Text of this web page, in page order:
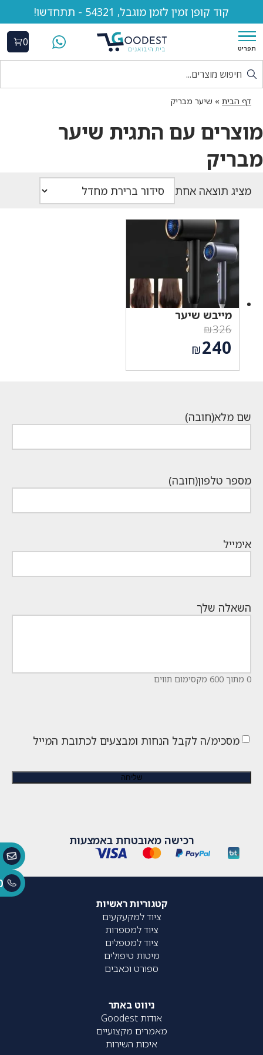
קוד קופן זמין לזמן מוגבל, 54321 - תתחדשו!
תפריט
0
דף הבית » שיער מבריק
מוצרים עם התגית שיער
מבריק
מציג תוצאה אחת
מייבש שיער
₪326
המחיר
המקורי
היה:
₪240
שם מלא(חובה)
מספר טלפון(חובה)
אימייל
השאלה שלך
0 מתוך 600 מקסימום תווים
מסכימ/ה לקבל הנחות ומבצעים לכתובת המייל
רכישה מאובטחת באמצעות
קטגוריות ראשיות
ציוד למקעקעים
ציוד למספרות
ציוד למטפלים
מיטות טיפולים
ספורט וכאבים
ניווט באתר
אודות Goodest
מאמרים מקצועיים
איכות השירות